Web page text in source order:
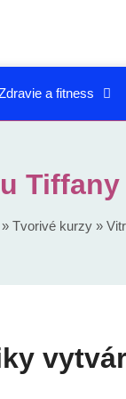
a fitness
» Tvorivé kurzy »